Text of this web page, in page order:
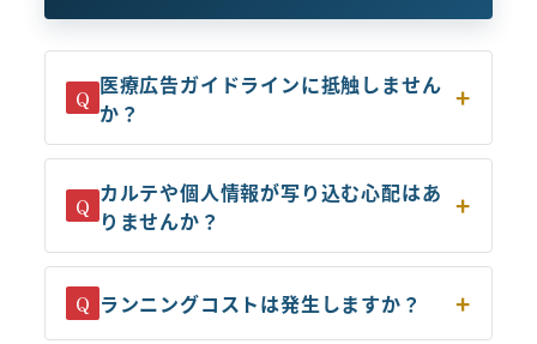
Q 医療広告ガイドラインに抵触しません
か？
Q カルテや個人情報が写り込む心配はあ
りませんか？
Q ランニングコストは発生しますか？